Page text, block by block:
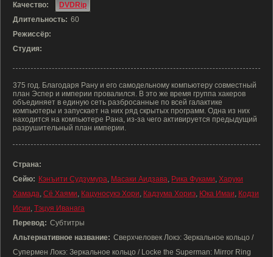
Качество:
DVDRip
Длительность: 60
Режиссёр:
Студия:
375 год. Благодаря Рану и его самодельному компьютеру совместный
план Эспер и империи провалился. В это же время группа хакеров
объединяет в единую сеть разбросанные по всей галактике
компьютеры и запускает на них ряд скрытых программ. Одна из них
находится на компьютере Рана, из-за чего активируется предыдущий
разрушительный план империи.
Страна:
Сейю: Кэнъити Судзумура, Масаки Аидзава, Рика Фуками, Харуки
Хамада, Сё Хаями, Кацуносукэ Хори, Кадзума Хориэ, Юка Имаи, Кодзи
Исии, Тэцуя Иванага
Перевод: Субтитры
Альтернативное название: Сверхчеловек Локэ: Зеркальное кольцо /
Супермен Локэ: Зеркальное кольцо / Locke the Superman: Mirror Ring